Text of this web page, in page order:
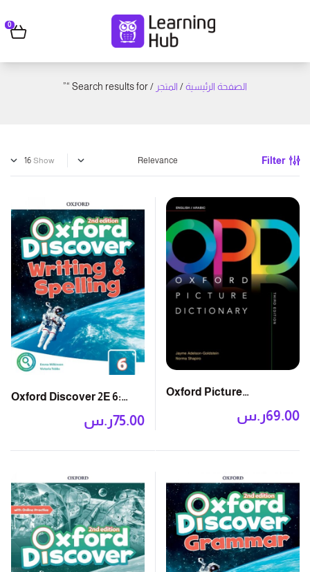
0
الصفحة الرئيسية/ المتجر / Search results for “”
Filter
Show
Oxford Picture
Dictionary, 3rd Edition
ر.س69.00
Oxford Discover 2E 6:
Writing and Spelling
ر.س75.00